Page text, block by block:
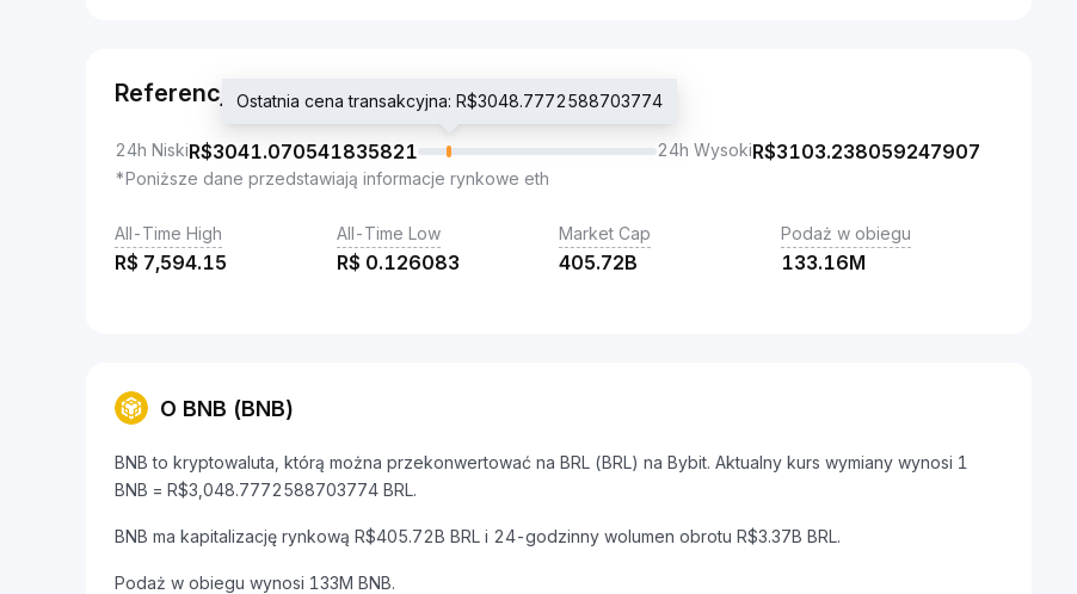
Referencja
24h NiskiR$3041.070541835821
Ostatnia cena transakcyjna: R$3048.7772588703774
24h WysokiR$3103.238059247907
*Poniższe dane przedstawiają informacje rynkowe eth
All-Time High
R$ 7,594.15
All-Time Low
R$ 0.126083
Market Cap
405.72B
Podaż w obiegu
133.16M
O BNB (BNB)
BNB to kryptowaluta, którą można przekonwertować na BRL (BRL) na Bybit. Aktualny kurs wymiany wynosi 1
BNB = R$3,048.7772588703774 BRL.
BNB ma kapitalizację rynkową R$405.72B BRL i 24-godzinny wolumen obrotu R$3.37B BRL.
Podaż w obiegu wynosi 133M BNB.